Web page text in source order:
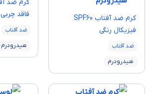
كرم ضد آفتاب SPF60
فيزيكال رنگی
ضد آفتاب
هیدرودرم
فاقد چربی
ضد آفتاب
هیدرودرم